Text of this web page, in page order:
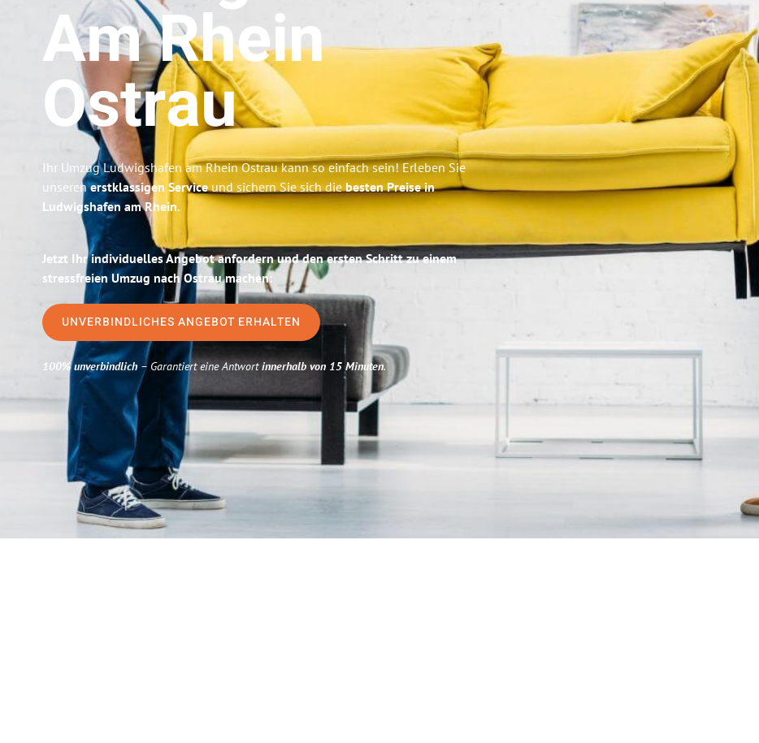
Am Rhein
Ostrau
Ihr Umzug Ludwigshafen am Rhein Ostrau kann so einfach sein! Erleben Sie
unserenerstklassigen Serviceund sichern Sie sich diebesten Preise in
Ludwigshafen am Rhein.
Jetzt Ihr individuelles Angebot anfordern und den ersten Schritt zu einem
stressfreien Umzug nach Ostrau machen:
UNVERBINDLICHES ANGEBOT ERHALTEN
100% unverbindlich– Garantiert eine Antwortinnerhalb von 15 Minuten.